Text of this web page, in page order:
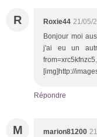
R Roxie44 21/05/
Bonjour moi
j'ai eu un
[img]http://
Répondre
M marion81200